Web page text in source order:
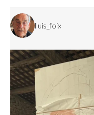
lluis_foix